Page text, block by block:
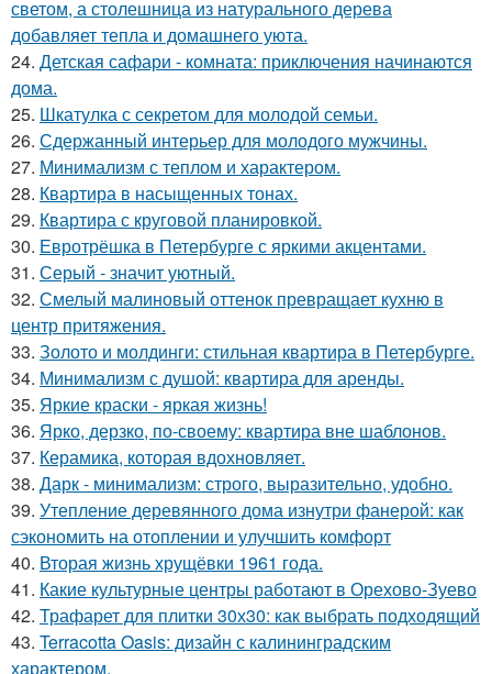
светом, а столешница из натурального дерева
добавляет тепла и домашнего уюта.
24. Детская сафари - комната: приключения начинаются
дома.
25. Шкатулка с секретом для молодой семьи.
26. Сдержанный интерьер для молодого мужчины.
27. Минимализм с теплом и характером.
28. Квартира в насыщенных тонах.
29. Квартира с круговой планировкой.
30. Евротрёшка в Петербурге с яркими акцентами.
31. Серый - значит уютный.
32. Смелый малиновый оттенок превращает кухню в
центр притяжения.
33. Золото и молдинги: стильная квартира в Петербурге.
34. Минимализм с душой: квартира для аренды.
35. Яркие краски - яркая жизнь!
36. Ярко, дерзко, по-своему: квартира вне шаблонов.
37. Керамика, которая вдохновляет.
38. Дарк - минимализм: строго, выразительно, удобно.
39. Утепление деревянного дома изнутри фанерой: как
сэкономить на отоплении и улучшить комфорт
40. Вторая жизнь хрущёвки 1961 года.
41. Какие культурные центры работают в Орехово-Зуево
42. Трафарет для плитки 30х30: как выбрать подходящий
43. Terracotta Oasis: дизайн с калининградским
характером.